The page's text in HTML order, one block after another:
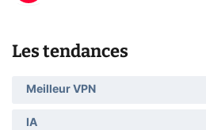
Les tendances
Meilleur VPN
IA